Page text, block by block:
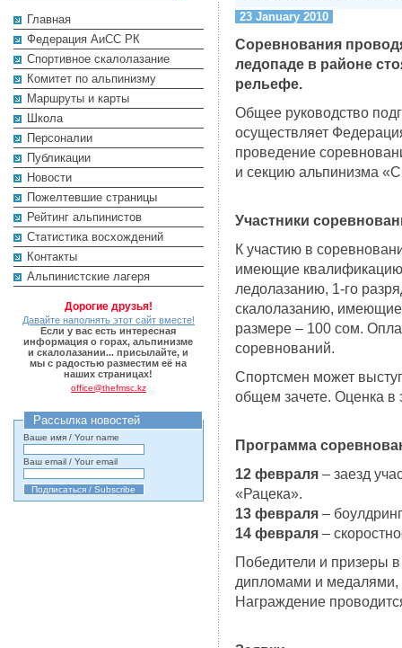
Главная
Федерация АиСС РК
Cпортивное скалолазание
Комитет по альпинизму
Маршруты и карты
Школа
Персоналии
Публикации
Новости
Пожелтевшие страницы
Рейтинг альпинистов
Cтатистика восхождений
Контакты
Альпинистские лагеря
Дорогие друзья!
Давайте наполнять этот сайт вместе!
Если у вас есть интересная
информация о горах, альпинизме
и скалолазании... присылайте, и
мы с радостью разместим её на
наших страницах!
office@thefmsc.kz
Рассылка новостей
Ваше имя / Your name
Ваш email / Your email
23 January 2010
Соревнования
ледопаде в районе
рельефе.
Общее руководство
осуществляет
проведение
и секцию альпинизма
Участники
К участию в
имеющие квалификацию
ледолазанию, 1-го
скалолазанию, имеющие
размере – 100 сом.
соревнований.
Спортсмен может
общем зачете. Оценка в
Программа
12 февраля – заезд
«Рацека».
13 февраля –
14 февраля –
Победители и призеры
дипломами и
Награждение